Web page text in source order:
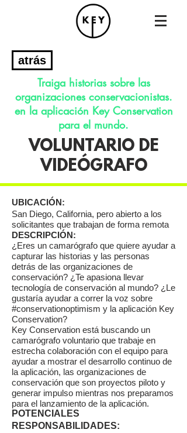
atrás
Traiga historias sobre las
organizaciones conservacionistas.
en la aplicación Key Conservation
para el mundo.
VOLUNTARIO DE
VIDEÓGRAFO
UBICACIÓN:
San Diego, California, pero abierto a los
solicitantes que trabajan de forma remota
DESCRIPCIÓN:
¿Eres un camarógrafo que quiere ayudar a
capturar las historias y las personas
detrás de las organizaciones de
conservación? ¿Te apasiona llevar
tecnología de conservación al mundo? ¿Le
gustaría ayudar a correr la voz sobre
#conservationoptimism y la aplicación Key
Conservation?
Key Conservation está buscando un
camarógrafo voluntario que trabaje en
estrecha colaboración con el equipo para
ayudar a mostrar el desarrollo continuo de
la aplicación, las organizaciones de
conservación que son proyectos piloto y
generar impulso mientras nos preparamos
para el lanzamiento de la aplicación.
POTENCIALES
RESPONSABILIDADES: